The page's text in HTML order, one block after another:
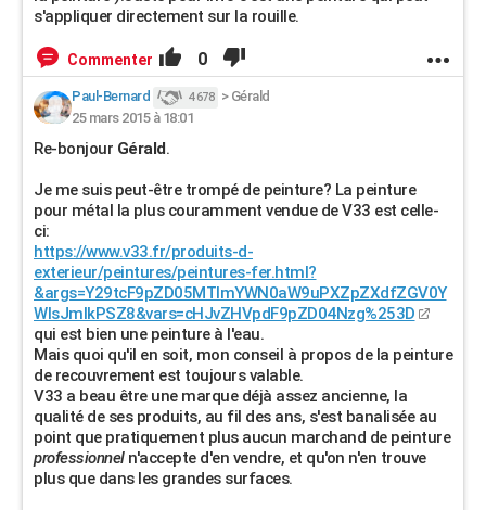
s'appliquer directement sur la rouille.
Commenter 0
Paul-Bernard 4 678 > Gérald
25 mars 2015 à 18:01
Re-bonjour Gérald.
Je me suis peut-être trompé de peinture? La peinture
pour métal la plus couramment vendue de V33 est celle-
ci:
https://www.v33.fr/produits-d-
exterieur/peintures/peintures-fer.html?
&args=Y29tcF9pZD05MTImYWN0aW9uPXZpZXdfZGV0Y
WlsJmlkPSZ8&vars=cHJvZHVpdF9pZD04Nzg%253D
qui est bien une peinture à l'eau.
Mais quoi qu'il en soit, mon conseil à propos de la peinture
de recouvrement est toujours valable.
V33 a beau être une marque déjà assez ancienne, la
qualité de ses produits, au fil des ans, s'est banalisée au
point que pratiquement plus aucun marchand de peinture
professionneln'accepte d'en vendre, et qu'on n'en trouve
plus que dans les grandes surfaces.